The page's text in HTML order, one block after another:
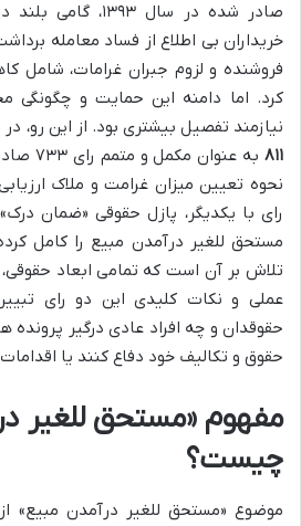
صادر شده در سال
خریداران بی اطلاع از فساد معامله
فروشنده و لزوم جبران غرامات، شامل
کرد. اما دامنه این حمایت و چگونگی
نیازمند تفصیل بیشتری بود. از این رو، در سال
۸۱۱
به
نحوه تعیین میزان غرامت و ملاک
رای با یکدیگر، پازل حقوقی «ضمان
مستحق للغیر درآمدن مبیع را کامل
تلاش بر آن است که تمامی ابعاد حقوقی،
عملی و نکات کلیدی این دو رای
حقوقدان و چه افراد عادی درگیر پرونده
حقوق و تکالیف خود دفاع کنند یا
مفهوم «مستحق للغیر
چیست؟
موضوع «مستحق للغیر درآمدن مبیع»